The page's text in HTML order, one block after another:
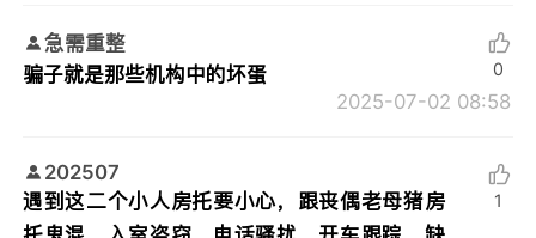
急需重整
骗子就是那些机构中的坏蛋
2025-07-02 08:58
0
202507
遇到这二个小人房托要小心，跟丧偶老母猪房
1